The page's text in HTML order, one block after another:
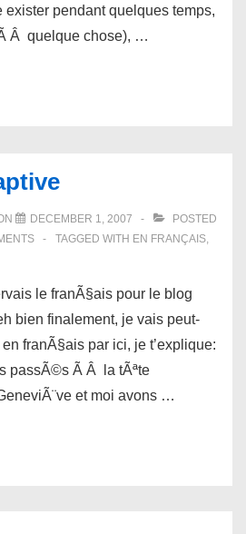
exister pendant quelques temps,
Â quelque chose), …
DECEMBER 1, 2007
POSTED
TAGGED WITH EN FRANÇAIS,
le franÃ§ais pour le blog
bien finalement, je vais peut-
franÃ§ais par ici, je t’explique:
passÃ©s Ã Â la tÃªte
et moi avons …